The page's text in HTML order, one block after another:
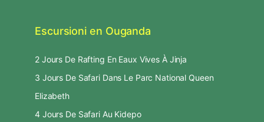
Escursioni en Ouganda
2 Jours De Rafting En Eaux Vives À Jinja
3 Jours De Safari Dans Le Parc National Queen
Elizabeth
4 Jours De Safari Au Kidepo